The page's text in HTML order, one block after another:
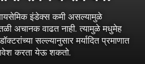
इंडेक्स कमी असल्यामुळे
अचानक वाढत नाही. त्यामुळे मधुमेह
सल्ल्यानुसार मर्यादित प्रमाणात
करता येऊ शकतो.